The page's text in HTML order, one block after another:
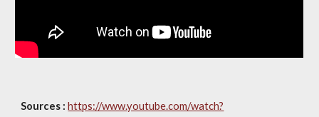
Sources : https://www.youtube.com/watch?